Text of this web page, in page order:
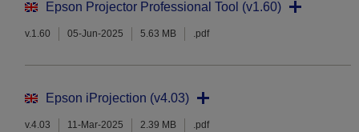
Epson Projector Professional Tool (v1.60)
v.1.60 05-Jun-2025 5.63 MB .pdf
Epson iProjection (v4.03)
v.4.03 11-Mar-2025 2.39 MB .pdf